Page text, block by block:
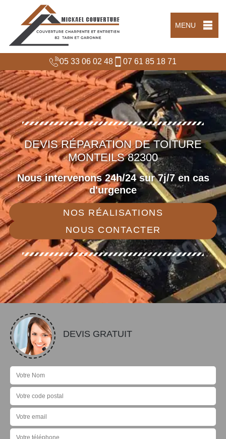
MENU
05 33 06 02 48 07 61 85 18 71
DEVIS RÉPARATION DE TOITURE
MONTEILS 82300
Nous intervenons 24h/24 sur 7j/7 en cas
d'urgence
NOS RÉALISATIONS
NOUS CONTACTER
DEVIS GRATUIT